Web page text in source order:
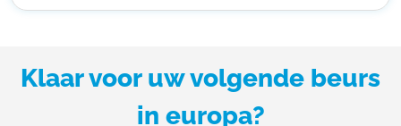
Klaar voor uw volgende beurs
in europa?